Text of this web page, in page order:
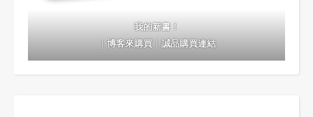
我的新書！
｜博客來購買｜誠品購買連結